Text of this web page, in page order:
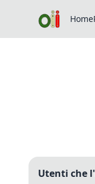
Home
Utenti che